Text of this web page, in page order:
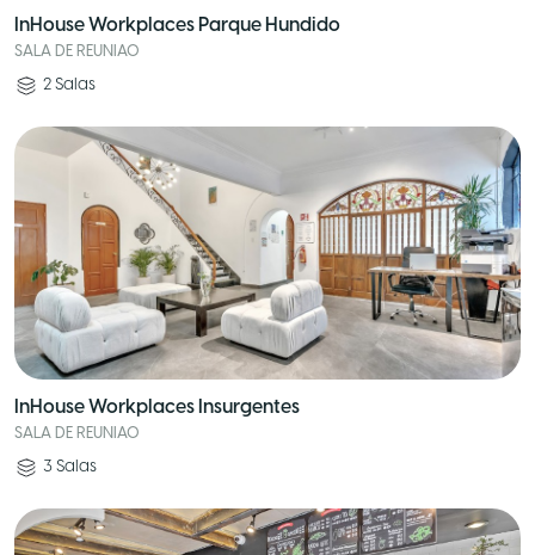
InHouse Workplaces Parque Hundido
SALA DE REUNIAO
2 Salas
InHouse Workplaces Insurgentes
SALA DE REUNIAO
3 Salas